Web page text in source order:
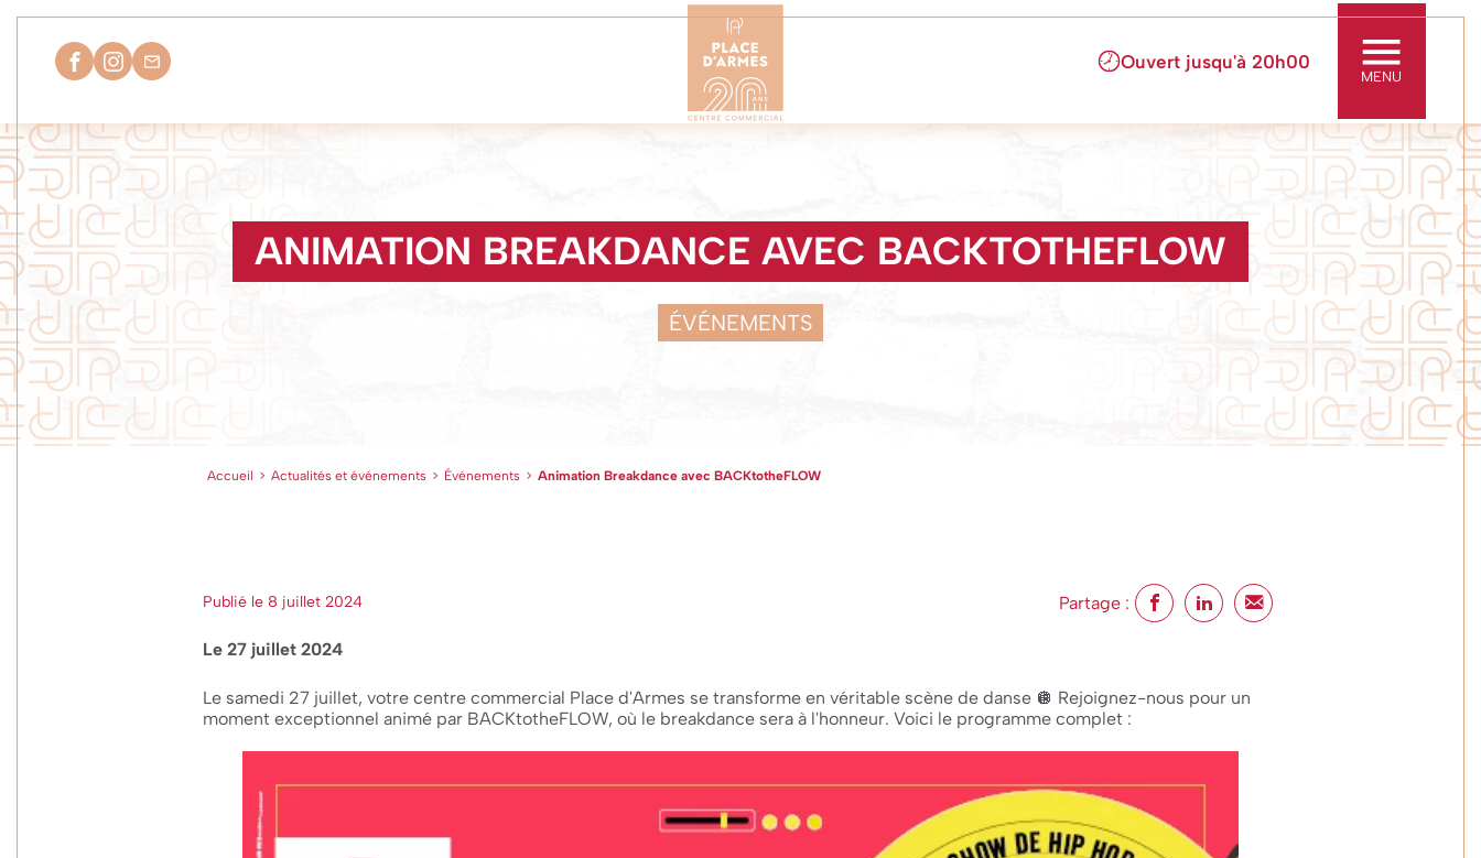
ouvert jusqu'à 20h00
MENU
ANIMATION BREAKDANCE AVEC BACKTOTHEFLOW
ÉVÉNEMENTS
Accueil > Actualités et événements > Événements > Animation Breakdance avec BACKtotheFLOW
Publié le 8 juillet 2024 Partage :
Le 27 juillet 2024
Le samedi 27 juillet, votre centre commercial Place d'Armes se transforme en véritable scène de danse 🪩 Rejoignez-nous pour un
moment exceptionnel animé par BACKtotheFLOW, où le breakdance sera à l'honneur. Voici le programme complet :